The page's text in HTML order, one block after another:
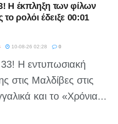
Η έκπληξη των φίλων
το ρολόι έδειξε 00:01
10-08-26 02:28 0
Η εντυπωσιακή
στις Μαλδίβες στις
και το «Χρόνια...